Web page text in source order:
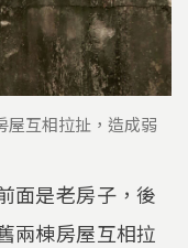
屋互相拉扯，造成弱
面是老房子，後
兩棟房屋互相拉